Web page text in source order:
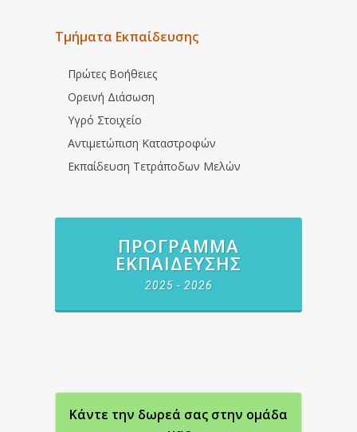
Τμήματα Εκπαίδευσης
Πρώτες Βοήθειες
Ορεινή Διάσωση
Υγρό Στοιχείο
Αντιμετώπιση Καταστροφών
Εκπαίδευση Τετράποδων Μελών
ΠΡΌΓΡΑΜΜΑ
ΕΚΠΑΊΔΕΥΣΗΣ
2025 - 2026
Κάντε την δωρεά σας στην oμάδα